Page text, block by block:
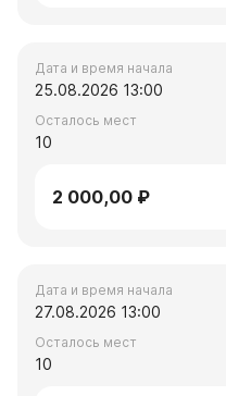
Дата и время начала
25.08.2026 13:00
Осталось мест
10
2 000,00 ₽
Дата и время начала
27.08.2026 13:00
Осталось мест
10